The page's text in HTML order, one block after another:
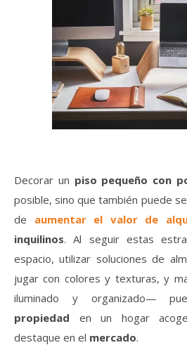
Decorar un piso pequeño con
posible, sino que también puede
de aumentar el valor de
inquilinos. Al seguir estas
espacio, utilizar soluciones de
jugar con colores y texturas, y
iluminado y organizado—
propiedad en un hogar
destaque en el mercado.